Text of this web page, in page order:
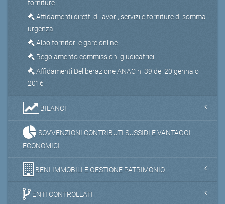
forniture
Affidamenti diretti di lavori, servizi e forniture di somma
urgenza
Albo fornitori e gare online
Regolamento commissioni giudicatrici
Affidamenti Deliberazione ANAC n. 39 del 20 gennaio
2016
BILANCI
SOVVENZIONI CONTRIBUTI SUSSIDI E VANTAGGI
ECONOMICI
BENI IMMOBILI E GESTIONE PATRIMONIO
ENTI CONTROLLATI